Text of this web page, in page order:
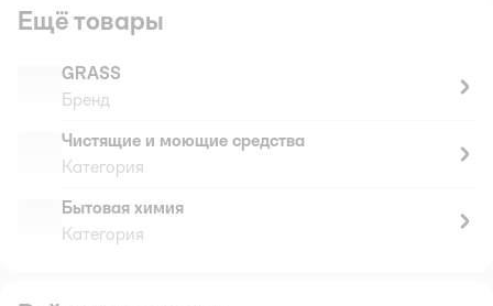
Ещё товары
GRASS
Бренд
Чистящие и моющие средства
Категория
Бытовая химия
Категория